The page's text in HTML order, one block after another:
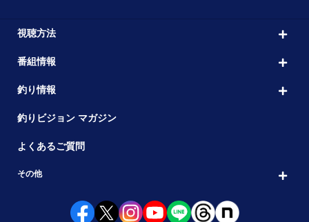
視聴方法
番組情報
釣り情報
釣りビジョン マガジン
よくあるご質問
その他